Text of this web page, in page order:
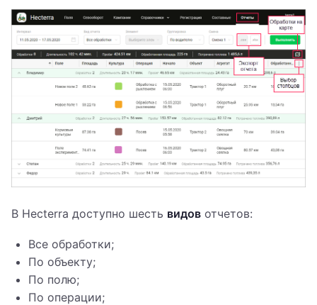
В Hecterra доступно шесть видов отчетов:
Все обработки;
По объекту;
По полю;
По операции;